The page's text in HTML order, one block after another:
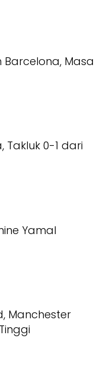
Masa
Takluk 0-1 dari
Yamal
Manchester